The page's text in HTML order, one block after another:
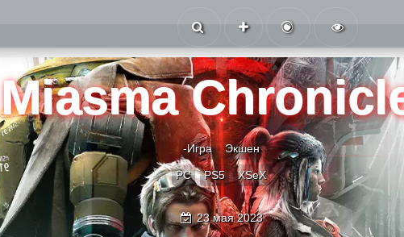
Miasma
-Игра Экшен
PC PS5 XSeX
23 мая 2023